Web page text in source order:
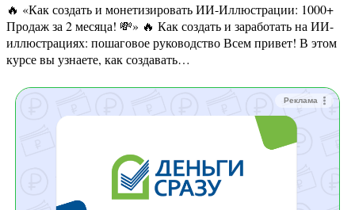
🔥 «Как создать и монетизировать ИИ-Иллюстрации: 1000+
Продаж за 2 месяца! 💸» 🔥 Как создать и заработать на ИИ-
иллюстрациях: пошаговое руководство Всем привет! В этом
курсе вы узнаете, как создавать…
Реклама